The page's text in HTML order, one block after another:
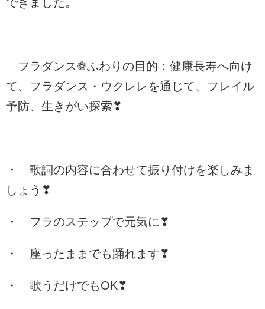
フラダンス❁ふわりの目的：健康長寿へ向け
て、フラダンス・ウクレレを通じて、フレイル
予防、生きがい探索❣
・ 歌詞の内容に合わせて振り付けを楽しみま
しょう❣
・ フラのステップで元気に❣
・ 座ったままでも踊れます❣
・ 歌うだけでもOK❣